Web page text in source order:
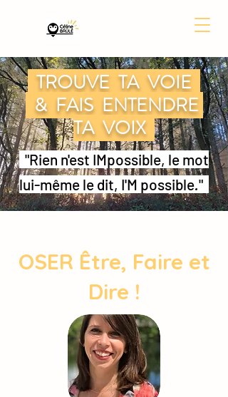
TROUVE TA VOIE
& FAIS ENTENDRE
TA VOIX
"Rien n'est IMpossible, le mot
lui-même le dit, I'M possible."
OSER Être, Faire et
Dire !